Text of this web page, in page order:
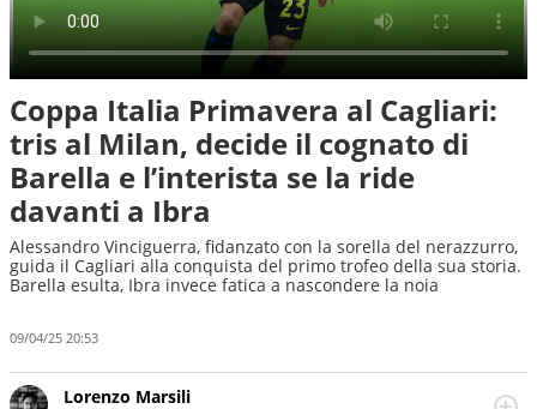
Coppa Italia Primavera al Cagliari:
tris al Milan, decide il cognato di
Barella e l’interista se la ride
davanti a Ibra
Alessandro Vinciguerra, fidanzato con la sorella del nerazzurro,
guida il Cagliari alla conquista del primo trofeo della sua storia.
Barella esulta, Ibra invece fatica a nascondere la noia
09/04/25 20:53
Lorenzo Marsili